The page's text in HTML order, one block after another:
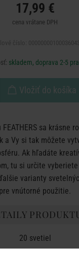
17,99 €
cena vrátane DPH
skladem, doprava 2-5
Vložiť do košíka
sa krásne
a Vy si tak môžete
Ak hľadáte
tu si určite
varianty
pre vnútorné použitie.
20 svetiel